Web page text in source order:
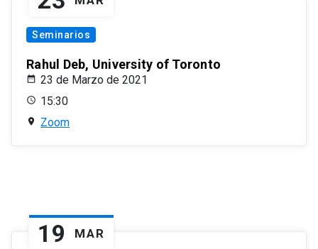
Seminarios
Rahul Deb, University of Toronto
23 de Marzo de 2021
15:30
Zoom
19 MAR